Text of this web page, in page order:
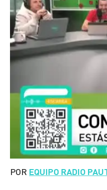
POR EQUIPO RADIO